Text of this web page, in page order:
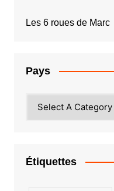
Les 6 roues de Marc
Pays
Étiquettes